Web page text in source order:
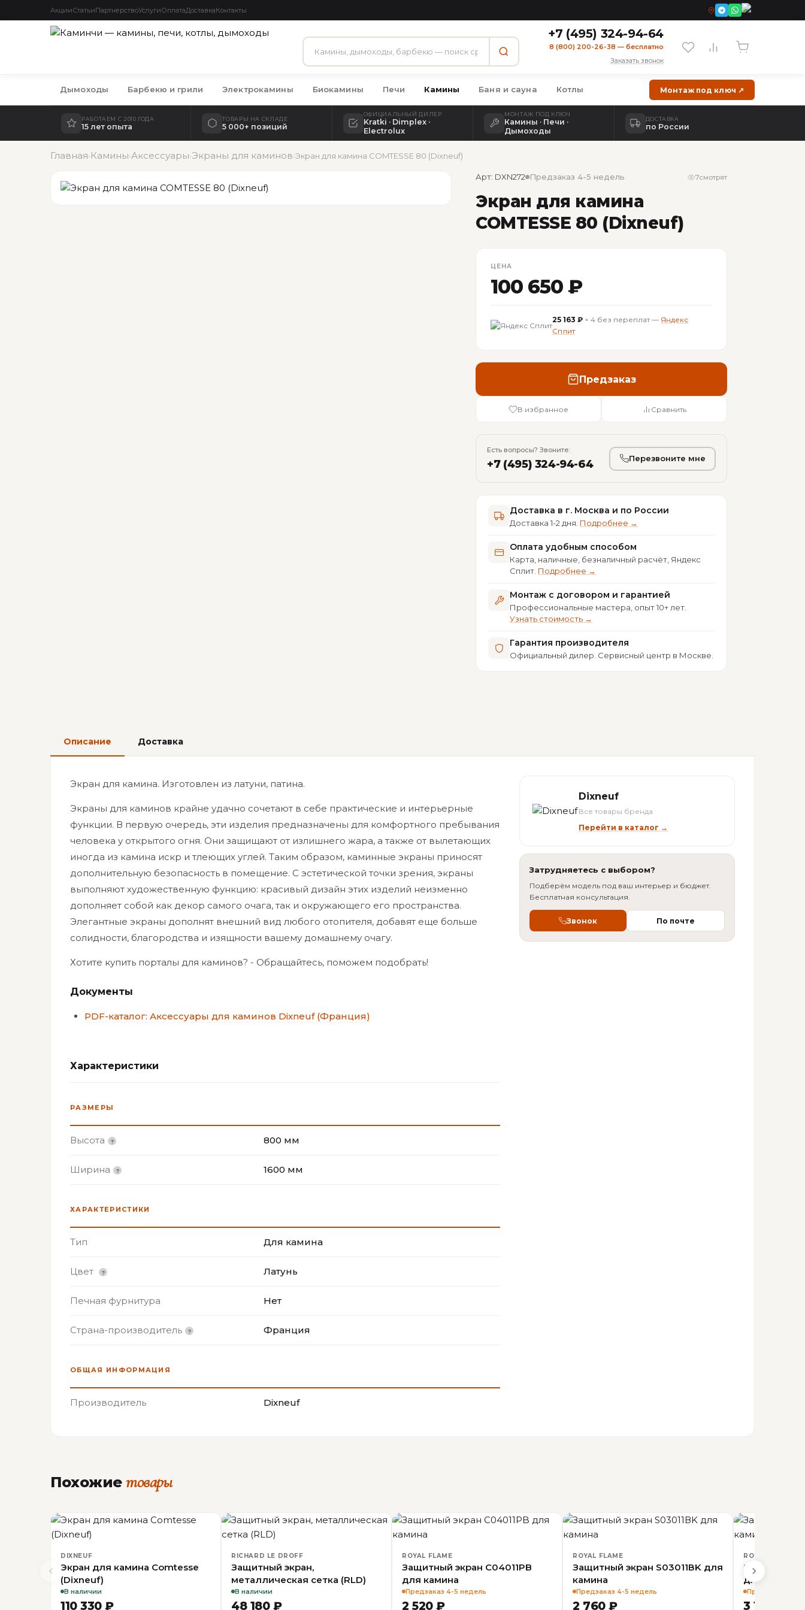
АкцииСтатьиПартнерствоУслугиОплатаДоставкаКонтакты
+7 (495) 324-94-64
8 (800) 200-26-38 — бесплатно
Заказать звонок
Дымоходы Барбекю и грили Электрокамины Биокамины Печи Камины Баня и сауна Котлы Монтаж под ключ ↗
РАБОТАЕМ С 2010 ГОДА
15 лет опыта
ТОВАРЫ НА СКЛАДЕ
5 000+ позиций
ОФИЦИАЛЬНЫЙ ДИЛЕР
Kratki · Dimplex ·
Electrolux
МОНТАЖ ПОД КЛЮЧ
Камины · Печи ·
Дымоходы
ДОСТАВКА
по России
Главная›Камины›Аксессуары›Экраны для каминов›Экран для камина COMTESSE 80 (Dixneuf)
Арт: DXN272 Предзаказ 4-5 недель 7смотрят
Экран для камина
COMTESSE 80 (Dixneuf)
ЦЕНА
100 650 ₽
25 163 ₽ × 4 без переплат — Яндекс
Сплит
Предзаказ
В избранное Сравнить
Есть вопросы? Звоните:
+7 (495) 324-94-64 Перезвоните мне
Доставка в г. Москва и по России
Доставка 1-2 дня. Подробнее →
Оплата удобным способом
Карта, наличные, безналичный расчёт, Яндекс
Сплит. Подробнее →
Монтаж с договором и гарантией
Профессиональные мастера, опыт 10+ лет.
Узнать стоимость →
Гарантия производителя
Официальный дилер. Сервисный центр в Москве.
Описание Доставка
Экран для камина. Изготовлен из латуни, патина.
Экраны для каминов крайне удачно сочетают в себе практические и интерьерные
функции. В первую очередь, эти изделия предназначены для комфортного пребывания
человека у открытого огня. Они защищают от излишнего жара, а также от вылетающих
иногда из камина искр и тлеющих углей. Таким образом, каминные экраны приносят
дополнительную безопасность в помещение. С эстетической точки зрения, экраны
выполняют художественную функцию: красивый дизайн этих изделий неизменно
дополняет собой как декор самого очага, так и окружающего его пространства.
Элегантные экраны дополнят внешний вид любого отопителя, добавят еще больше
солидности, благородства и изящности вашему домашнему очагу.
Хотите купить порталы для каминов? - Обращайтесь, поможем подобрать!
Документы
PDF-каталог: Аксессуары для каминов Dixneuf (Франция)
Характеристики
РАЗМЕРЫ
Высота 800 мм
Ширина 1600 мм
ХАРАКТЕРИСТИКИ
Тип Для камина
Цвет Латунь
Печная фурнитура Нет
Страна-производитель Франция
ОБЩАЯ ИНФОРМАЦИЯ
Производитель Dixneuf
Dixneuf
Все товары бренда
Перейти в каталог →
Затрудняетесь с выбором?
Подберём модель под ваш интерьер и бюджет.
Бесплатная консультация.
Звонок По почте
Похожие товары
DIXNEUF
Экран для камина Comtesse
(Dixneuf)
В наличии
110 330 ₽
RICHARD LE DROFF
Защитный экран,
металлическая сетка (RLD)
В наличии
48 180 ₽
ROYAL FLAME
Защитный экран C04011PB
для камина
Предзаказ 4-5 недель
2 520 ₽
ROYAL FLAME
Защитный экран S03011ВK для
камина
Предзаказ 4-5 недель
2 760 ₽
ROYAL FLAME
Защитный
для камина
Предзаказ 4-5
3 120 ₽